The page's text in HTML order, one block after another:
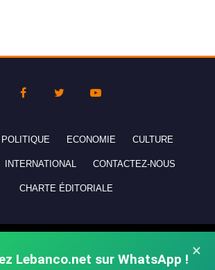
×
Lebanco.net sur WhatsApp !
POLITIQUE ECONOMIE CULTURE
INTERNATIONAL CONTACTEZ-NOUS
CHARTE ÉDITORIALE
réservés - All rights reserved.